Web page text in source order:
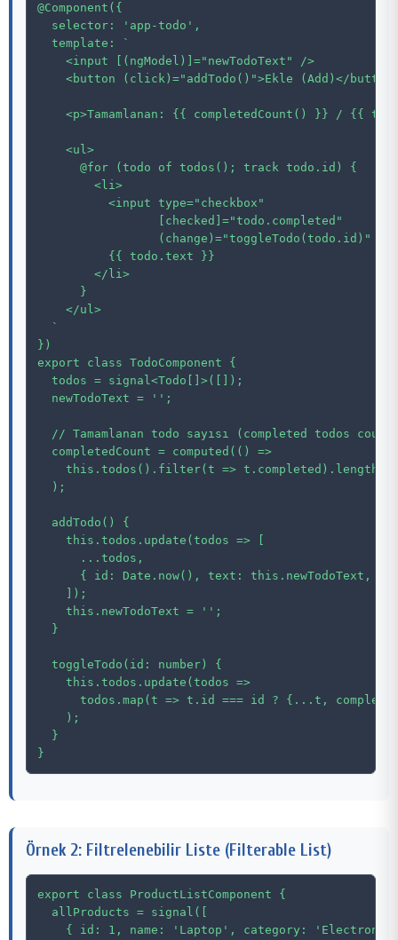
@Component({
  selector: 'app-todo',
  template: `
    <input [(ngModel)]="newTodoText" />
<button (click)="addTodo()">Ekle (Add)</
<p>Tamamlanan: {{ completedCount() }} / {{
    <ul>
      @for (todo of todos(); track todo.id) {
        <li>
          <input type="checkbox"
                 [checked]="todo.completed"
                 (change)="toggleTodo(todo.id)" />
          {{ todo.text }}
        </li>
      }
    </ul>
  `
})
export class TodoComponent {
  todos = signal<Todo[]>([]);
  newTodoText = '';
// Tamamlanan todo sayısı (completed todos
  completedCount = computed(() =>
    this.todos().filter(t => t.completed).length
  );
  addTodo() {
    this.todos.update(todos => [
      ...todos,
{ id: Date.now(), text: this.newTodoText,
    ]);
    this.newTodoText = '';
  }
  toggleTodo(id: number) {
    this.todos.update(todos =>
todos.map(t => t.id === id ? {...t,
    );
  }
}
Örnek 2: Filtrelenebilir Liste (Filterable List)
export class ProductListComponent {
  allProducts = signal([
{ id: 1, name: 'Laptop', category: